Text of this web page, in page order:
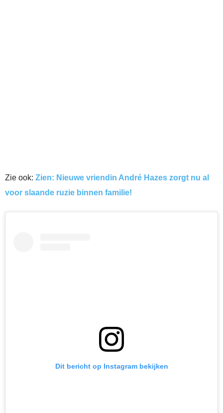
Zie ook: Zien: Nieuwe vriendin André Hazes zorgt nu al
voor slaande ruzie binnen familie!
Dit bericht op Instagram bekijken